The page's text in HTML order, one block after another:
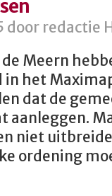
door redactie
Meern
in het
dat de
aanleggen.
niet
ordening